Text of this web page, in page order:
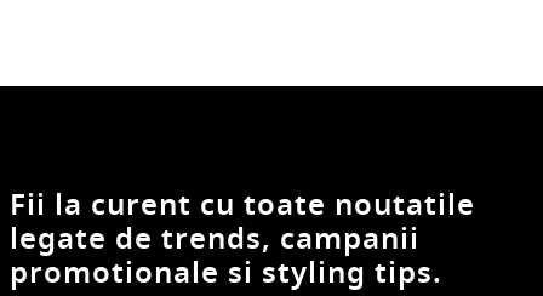
Fii la curent cu toate noutatile
legate de trends, campanii
promotionale si styling tips.